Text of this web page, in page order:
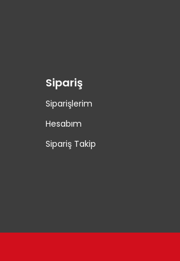
Sipariş
Siparişlerim
Hesabım
Sipariş Takip